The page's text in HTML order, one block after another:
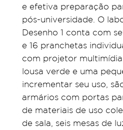
e efetiva preparação
pós-universidade. O
Desenho 1 conta com
e 16 pranchetas
com projetor multimídia
lousa verde e uma
incrementar seu uso,
armários com portas
de materiais de uso
de sala, seis mesas de